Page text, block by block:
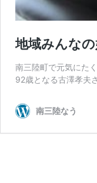
地域みんな
南三陸町で元気にた
92歳となる古澤孝夫
南三陸なう